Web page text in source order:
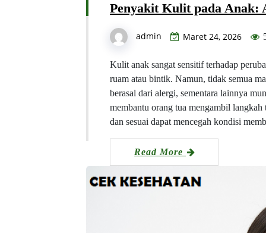
Penyakit Kulit pada Anak:
admin Maret 24, 2026
Kulit anak sangat sensitif terhadap
ruam atau bintik. Namun, tidak semua
berasal dari alergi, sementara lainnya
membantu orang tua mengambil langkah
dan sesuai dapat mencegah kondisi
Read More